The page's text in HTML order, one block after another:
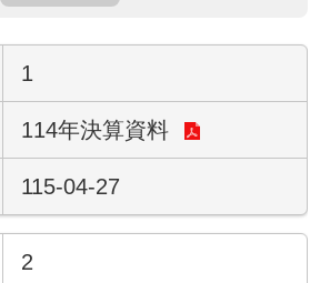
1
114年決算資料
115-04-27
2